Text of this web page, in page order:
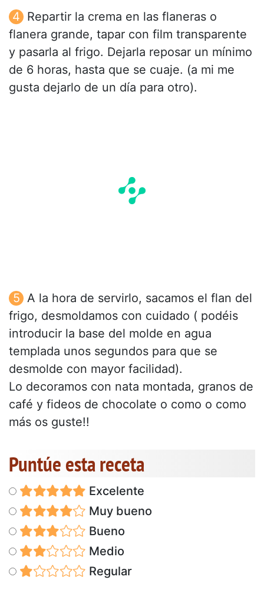
Repartir la crema en las flaneras o
flanera grande, tapar con film transparente
y pasarla al frigo. Dejarla reposar un mínimo
de 6 horas, hasta que se cuaje. (a mi me
gusta dejarlo de un día para otro).
A la hora de servirlo, sacamos el flan del
frigo, desmoldamos con cuidado ( podéis
introducir la base del molde en agua
templada unos segundos para que se
desmolde con mayor facilidad).
Lo decoramos con nata montada, granos de
café y fideos de chocolate o como o como
más os guste!!
Puntúe esta receta
Excelente
Muy bueno
Bueno
Medio
Regular